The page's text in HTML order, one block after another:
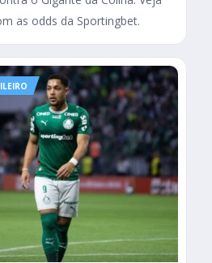
as odds da Sportingbet.